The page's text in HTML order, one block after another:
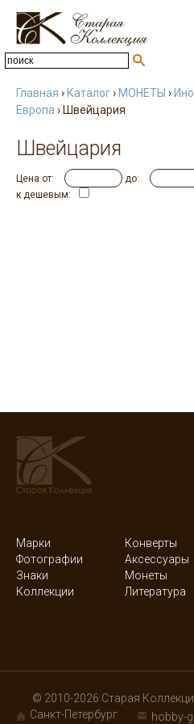
Главная › Каталог› МОНЕТЫ ›
Европа › Швейцария
Швейцария
Цена от: до:
к дешевым:
Марки Конверты
Фотографии
Аксессуары
Знаки
Монеты
Коллекции
Литература
© 2010-2026 Старая
Санкт-Петербург
hobby-